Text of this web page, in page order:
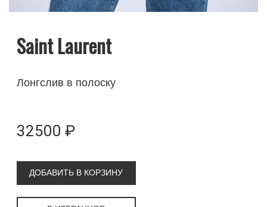
Saint Laurent
Лонгслив в полоску
32500 ₽
ДОБАВИТЬ В КОРЗИНУ